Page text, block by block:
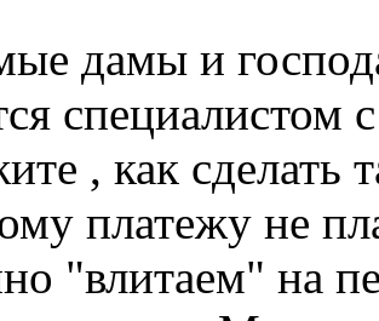
дамы и
специалистом
, как сделать
платежу не
"влитаем" на